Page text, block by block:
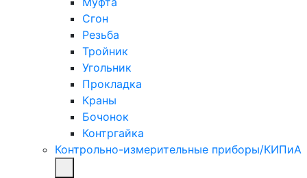
Сгон
Резьба
Тройник
Угольник
Прокладка
Краны
Бочонок
Контргайка
Контрольно-измерительные приборы/КИПиА